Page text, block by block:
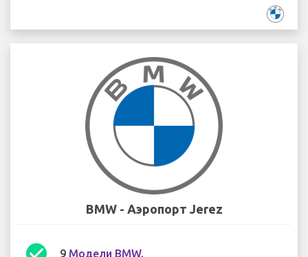
BMW - Аэропорт Jerez
9 Модели BMW.